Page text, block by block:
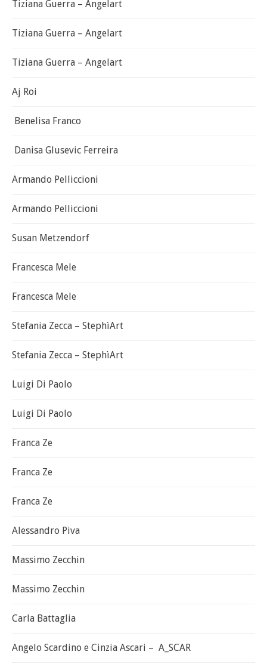
Tiziana Guerra – Angelart
Tiziana Guerra – Angelart
Tiziana Guerra – Angelart
Aj Roi
Benelisa Franco
Danisa Glusevic Ferreira
Armando Pelliccioni
Armando Pelliccioni
Susan Metzendorf
Francesca Mele
Francesca Mele
Stefania Zecca – StephìArt
Stefania Zecca – StephìArt
Luigi Di Paolo
Luigi Di Paolo
Franca Ze
Franca Ze
Franca Ze
Alessandro Piva
Massimo Zecchin
Massimo Zecchin
Carla Battaglia
Angelo Scardino e Cinzia Ascari – A_SCAR